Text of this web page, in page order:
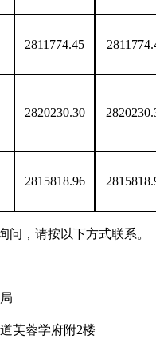
2811774.45
2820230.30
2815818.96
问，请按以下方式联系。
芙蓉学府附2楼